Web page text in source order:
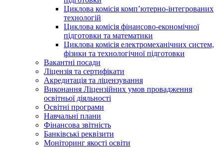
Циклова комісія комп’ютерно-інтегрованих
технологій
Циклова комісія фінансово-економічної
підготовки та математики
Циклова комісія електромеханічних систем,
фізики та технологічної підготовки
Вакантні посади
Ліцензія та сертифікати
Акредитація та ліцензування
Виконання Ліцензійних умов провадження
освітньої діяльності
Освітні програми
Навчальні плани
Фінансова звітність
Банківські реквізити
Моніторинг якості освіти